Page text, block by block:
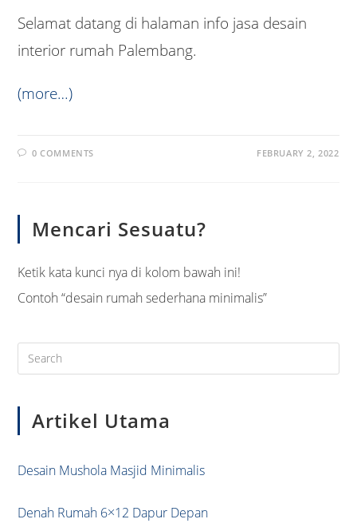
Selamat datang di halaman info jasa desain
interior rumah Palembang.
(more…)
0 COMMENTS FEBRUARY 2, 2022
Mencari Sesuatu?
Ketik kata kunci nya di kolom bawah ini!
Contoh “desain rumah sederhana minimalis”
Artikel Utama
Desain Mushola Masjid Minimalis
Denah Rumah 6×12 Dapur Depan